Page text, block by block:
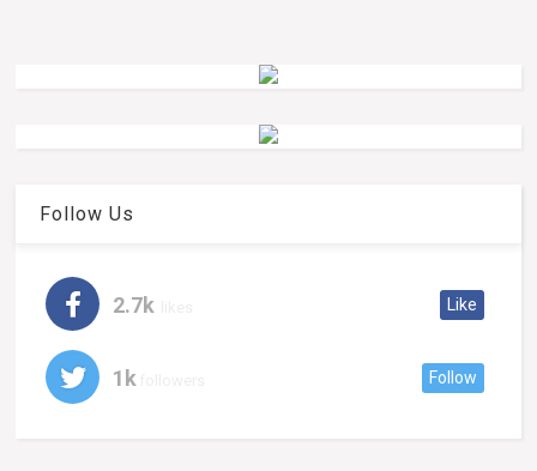
Follow Us
2.7k Like
1k Follow